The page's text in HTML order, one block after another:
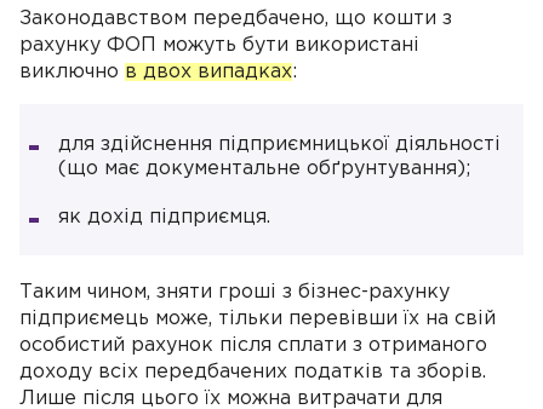
Законодавством передбачено, що кошти з
рахунку ФОП можуть бути використані
виключно в двох випадках:
для здійснення підприємницької діяльності
(що має документальне обґрунтування);
як дохід підприємця.
Таким чином, зняти гроші з бізнес-рахунку
підприємець може, тільки перевівши їх на свій
особистий рахунок після сплати з отриманого
доходу всіх передбачених податків та зборів.
Лише після цього їх можна витрачати для